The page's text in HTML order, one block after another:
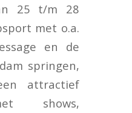
25 t/m 28
met o.a.
en de
springen,
attractief
shows,